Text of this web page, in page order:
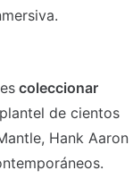
coleccionar
de cientos
Hank Aaron